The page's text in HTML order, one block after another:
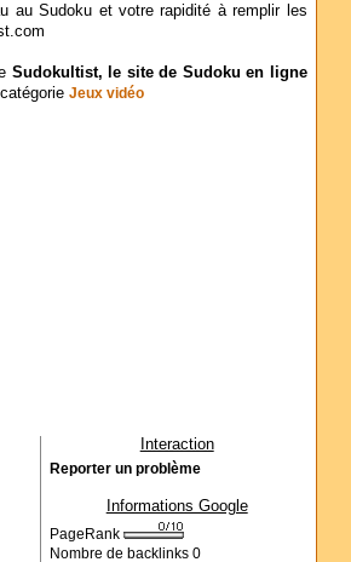
au Sudoku et votre rapidité à remplir les
Sudokultist, le site de Sudoku en ligne
Jeux vidéo
Interaction
Reporter un problème
Informations Google
PageRank
Nombre de backlinks 0